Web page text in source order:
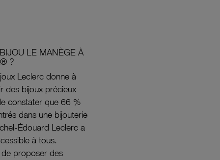
LE MANÈGE À
?
Leclerc donne à
des bijoux précieux
constater que 66 %
dans une bijouterie
Édouard Leclerc a
à tous.
proposer des